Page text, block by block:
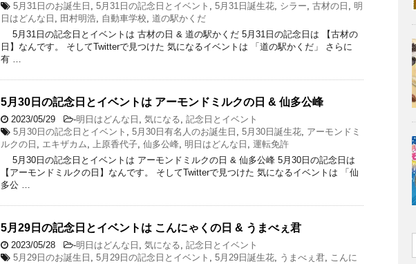
5月31日のお誕生日 , 5月31日の記念日とイベント , 5月31日誕生花, シラー, 古材の日 , 明
日はどんな日 , 田村明浩, 自動車学校, 道の駅かくだ
5月31日の記念日とイベントは 古材の日 & 道の駅かくだ 5月31日の記念日は 【古材の
日】なんです。 そしてTwitterで見つけた 気になるイベントは 「道の駅かくだ」 さらに
有 …
5月30日の記念日とイベントは アーモンドミルクの日 & 仙多公峰
2023/05/29 -明日はどんな日 , 気になる, 記念日とイベント
5月30日の記念日とイベント , 5月30日有名人のお誕生日 , 5月30日誕生花, アーモンドミ
ルクの日 , エキザカム, 上原香代子, 仙多公峰, 明日はどんな日 , 運転免許
5月30日の記念日とイベントは アーモンドミルクの日 & 仙多公峰 5月30日の記念日は
【アーモンドミルクの日】なんです。 そしてTwitterで見つけた 気になるイベントは 「仙
多公 …
5月29日の記念日とイベントは こんにゃくの日 & うまべぇ君
2023/05/28 -明日はどんな日 , 気になる, 記念日とイベント
5月29日のお誕生日 , 5月29日の記念日とイベント , 5月29日誕生花, うまべぇ君, こんに